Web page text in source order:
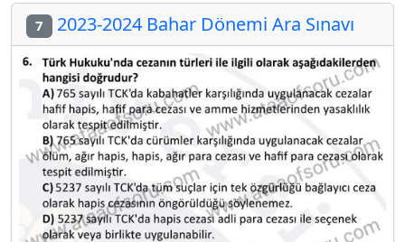
7 2023-2024 Bahar Dönemi Ara Sınavı